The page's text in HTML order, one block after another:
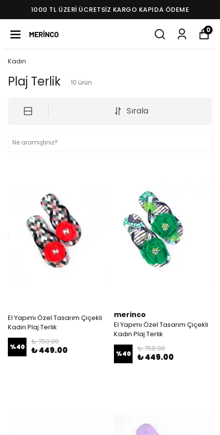
1000 TL ÜZERI ÜCRETSIZ KARGO KAPIDA ÖDEME
0
Kadın
Plaj Terlik 10 ürün
Sırala
El Yapımı Özel Tasarım Çiçekli
Kadın Plaj Terlik
%40
₺ 750.00
₺ 449.00
merinco
El Yapımı Özel Tasarım Çiçekli
Kadın Plaj Terlik
%40
₺ 750.00
₺ 449.00